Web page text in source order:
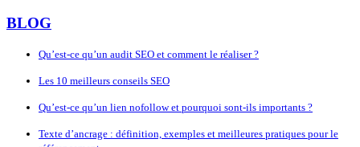
BLOG
Qu’est-ce qu’un audit SEO et comment le réaliser ?
Les 10 meilleurs conseils SEO
Qu’est-ce qu’un lien nofollow et pourquoi sont-ils importants ?
Texte d’ancrage : définition, exemples et meilleures pratiques pour le